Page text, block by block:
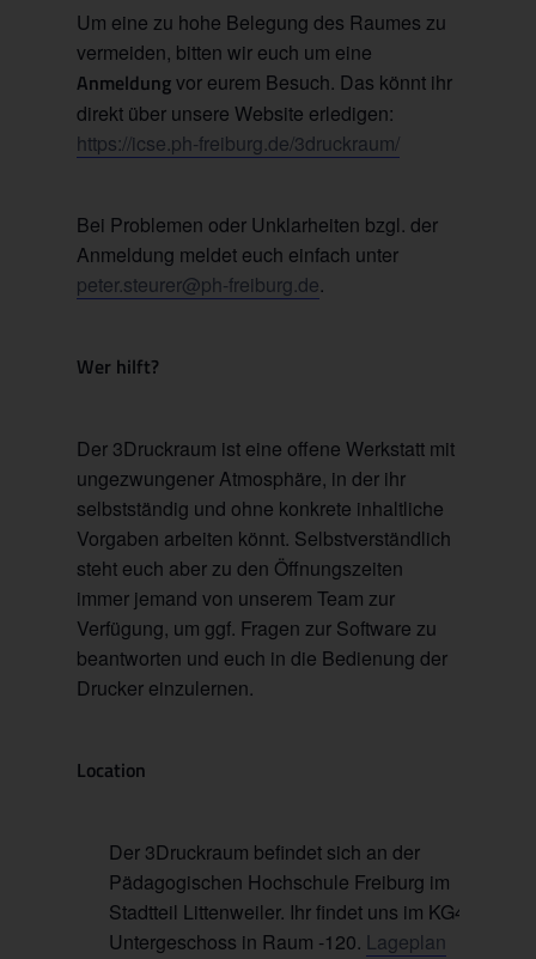
Um eine zu hohe Belegung des Raumes zu
vermeiden, bitten wir euch um eine
Anmeldungvor eurem Besuch. Das könnt ihr
direkt über unsere Website erledigen:
https://icse.ph-freiburg.de/3druckraum/
Bei Problemen oder Unklarheiten bzgl. der
Anmeldung meldet euch einfach unter
peter.steurer@ph-freiburg.de.
Wer hilft?
Der 3Druckraum ist eine offene Werkstatt mit
ungezwungener Atmosphäre, in der ihr
selbstständig und ohne konkrete inhaltliche
Vorgaben arbeiten könnt. Selbstverständlich
steht euch aber zu den Öffnungszeiten
immer jemand von unserem Team zur
Verfügung, um ggf. Fragen zur Software zu
beantworten und euch in die Bedienung der
Drucker einzulernen.
Location
Der 3Druckraum befindet sich an der
Pädagogischen Hochschule Freiburg im
Stadtteil Littenweiler. Ihr findet uns im KG4 im
Untergeschoss in Raum -120. Lageplan